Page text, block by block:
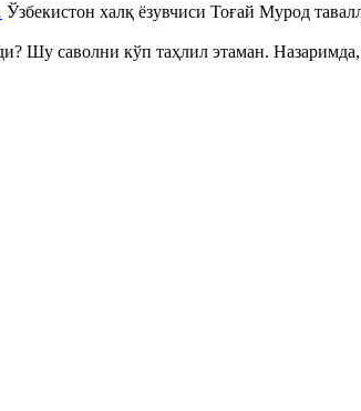
Ўзбекистон халқ ёзувчиси Тоғай Мурод
Шу саволни кўп таҳлил этаман.